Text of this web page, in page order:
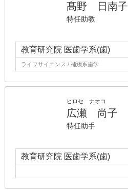
髙野 日南子
特任助教
教育研究院 医歯学系(歯)
ライフサイエンス / 補綴系歯学
ヒロセ ナオコ
広瀬 尚子
特任助手
教育研究院 医歯学系(歯)